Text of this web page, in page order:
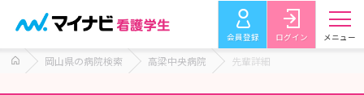
会員登録 ログイン メニュー
岡山県の病院検索 高梁中央病院 先輩詳細